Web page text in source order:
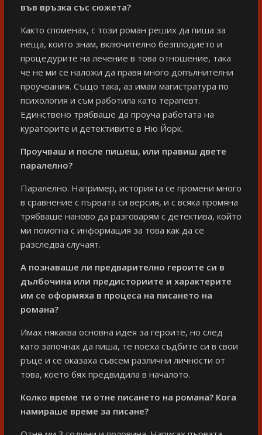
във връзка със сюжета?
Както споменах, с този роман реших да пиша за
неща, които знам, включително безплодието и
процедурите на лечение в това отношение, така
че не ми се наложи да правя много допълнителни
проучвания. Също така, аз имам магистратура по
психология и съм работила като терапевт.
Единствено трябваше да проуча работата на
кураторите и детективите в Ню Йорк.
Проучваш и после пишеш, или правиш двете
паралелно?
Паралелно. Например, историята се промени много
в сравнение с първата си версия, и с всяка промяна
трябваше наново да разговарям с детектива, който
ми помогна с информация за това как да се
разследва случаят.
А познаваше ли предварително героите си в
дълбочина или предисториите и характерите
им се оформяха в процеса на писането на
романа?
Имах някаква основна идея за героите, но след
като започнах да пиша, те поеха съдбите си в свои
ръце и се оказаха съвсем различни личности от
това, което бях предвидила в началото.
Колко време ти отне писането на романа? Кога
намираше време за писане?